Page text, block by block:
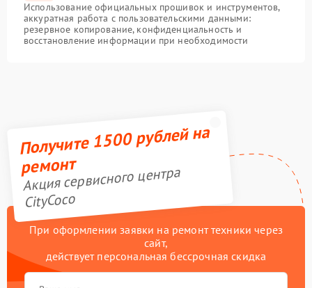
Использование официальных прошивок и инструментов,
аккуратная работа с пользовательскими данными:
резервное копирование, конфиденциальность и
восстановление информации при необходимости
Получите 1500 рублей на
ремонт
Акция сервисного центра
CityCoco
При оформлении заявки на ремонт техники через
сайт,
действует персональная бессрочная скидка